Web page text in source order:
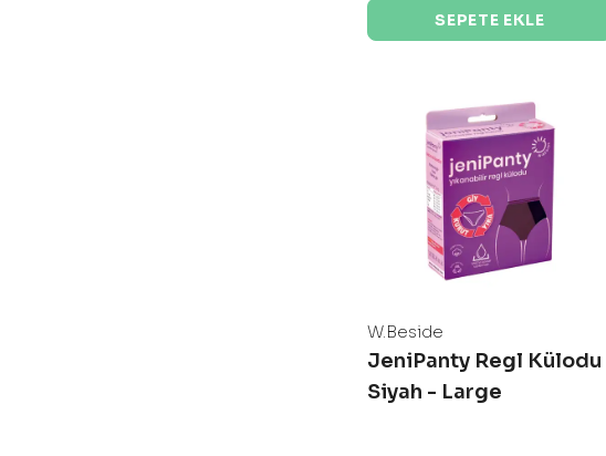
SEPETE EKLE
W.Beside
JeniPanty Regl Külodu
Siyah - Large